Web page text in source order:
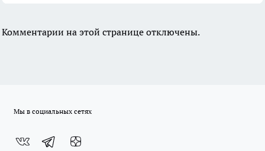
Комментарии на этой странице отключены.
Мы в социальных сетях